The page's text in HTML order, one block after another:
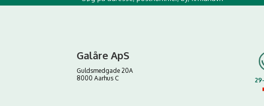
Galåre ApS
Guldsmedgade 20A
8000 Aarhus C